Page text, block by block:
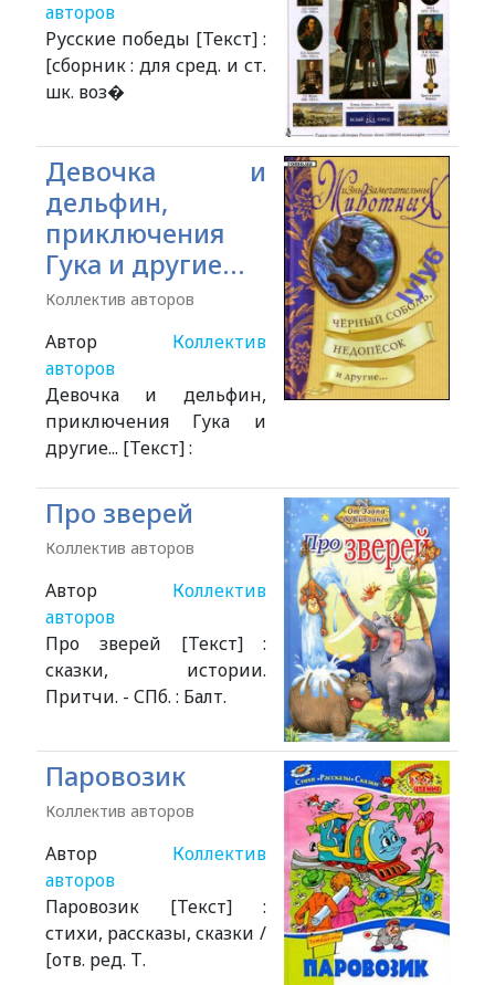
авторов
Русские победы [Текст] :
[сборник : для сред. и ст.
шк. воз�
Девочка и
дельфин,
приключения
Гука и другие...
Коллектив авторов
Автор Коллектив
авторов
Девочка и дельфин,
приключения Гука и
другие... [Текст] :
Про зверей
Коллектив авторов
Автор Коллектив
авторов
Про зверей [Текст] :
сказки, истории.
Притчи. - СПб. : Балт.
Паровозик
Коллектив авторов
Автор Коллектив
авторов
Паровозик [Текст] :
стихи, рассказы, сказки /
[отв. ред. Т.